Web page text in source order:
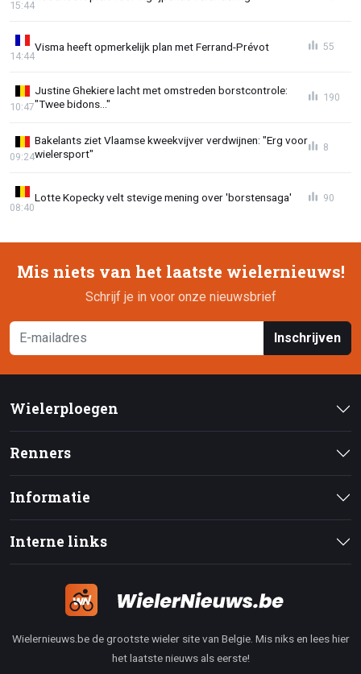
15:44
Visma heeft opmerkelijk plan met Ferrand-Prévot
14:44
55
Justine Ghekiere lacht met omstreden borstcontrole:
"Twee bidons..."
10:47
190
Bakelants ziet Vlaamse kweekvijver verdwijnen: "Erg voor
wielersport"
09:24
8
Lotte Kopecky velt stevige mening over 'borstensaga'
08:40
90
Mis niets van het laatste wielernieuws!
Schrijf je in voor onze nieuwsbrief
Inschrijven
Wielerploegen
Renners
Informatie
Interne links
Wielernieuws.be de grootste wieler site van Belgie. Mis niks en lees hier
het laatste nieuws als eerste!